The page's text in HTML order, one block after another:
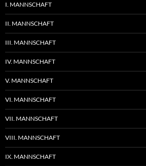
I. MANNSCHAFT
II. MANNSCHAFT
III. MANNSCHAFT
IV. MANNSCHAFT
V. MANNSCHAFT
VI. MANNSCHAFT
VII. MANNSCHAFT
VIII. MANNSCHAFT
IX. MANNSCHAFT